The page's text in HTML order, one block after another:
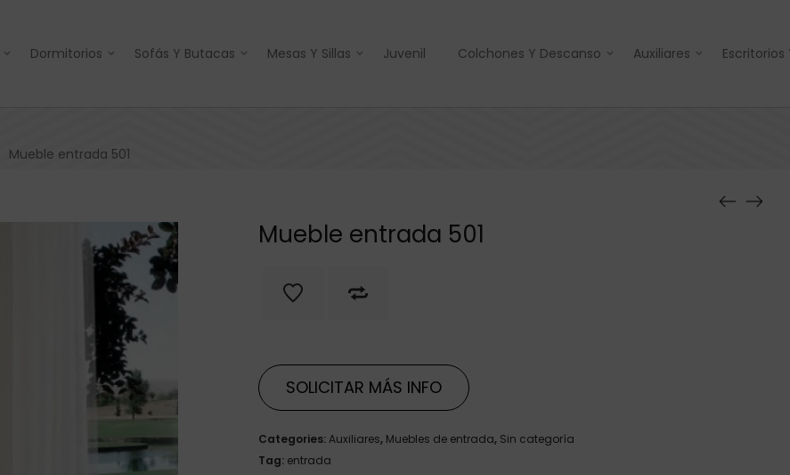
Dormitorios Sofás Y Butacas Mesas Y Sillas Juvenil Colchones Y Descanso Auxiliares
Mueble entrada 501
Mueble entrada 501
SOLICITAR MÁS INFO
Categories:Auxiliares, Muebles de entrada, Sin categoría
Tag: entrada